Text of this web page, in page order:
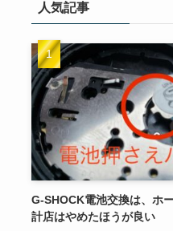
人気記事
G-SHOCK電池交換は、ホ
計店はやめたほうが良い